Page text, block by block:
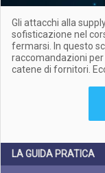
Gli attacchi alla
sofisticazione nel
fermarsi. In questo
raccomandazioni
catene di fornitori.
LA GUIDA PRATICA